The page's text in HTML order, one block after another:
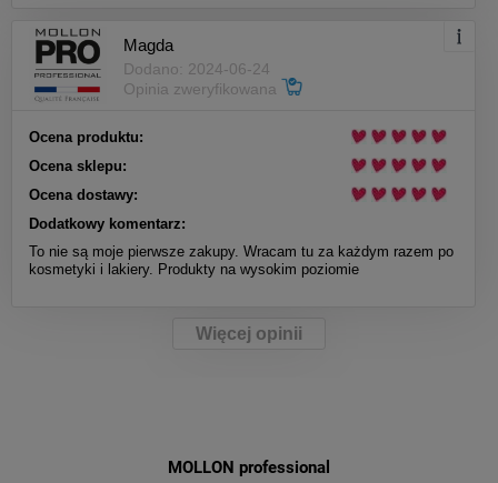
Magda
Dodano: 2024-06-24
Opinia zweryfikowana
Ocena produktu:
Ocena sklepu:
Ocena dostawy:
Dodatkowy komentarz:
To nie są moje pierwsze zakupy. Wracam tu za każdym razem po
kosmetyki i lakiery. Produkty na wysokim poziomie
Więcej opinii
MOLLON professional